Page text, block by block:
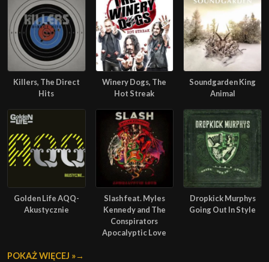
Killers, The Direct
Hits
Winery Dogs, The
Hot Streak
Soundgarden King
Animal
Golden Life AQQ-
Akustycznie
Slash feat. Myles
Kennedy and The
Conspirators
Apocalyptic Love
Dropkick Murphys
Going Out In Style
POKAŻ WIĘCEJ »